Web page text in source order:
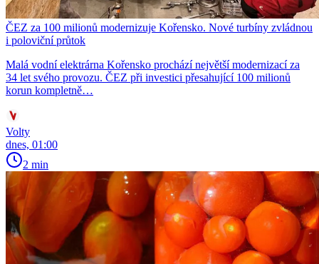
ČEZ za 100 milionů modernizuje Kořensko. Nové turbíny zvládnou
i poloviční průtok
Malá vodní elektrárna Kořensko prochází největší modernizací za
34 let svého provozu. ČEZ při investici přesahující 100 milionů
korun kompletně…
Volty
dnes, 01:00
2 min